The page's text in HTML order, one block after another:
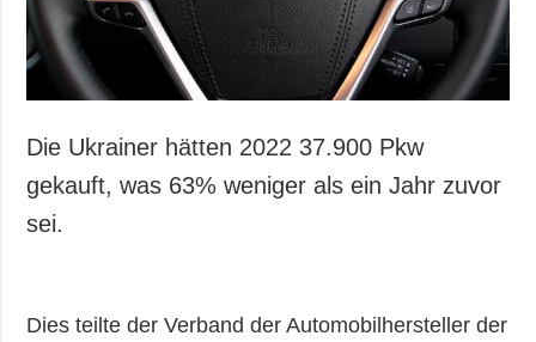
Sport
Kriminalität
Notstand und
ZUSÄTZLICH
Video
LEISTUNGEN
Die Ukrainer hätten 2022 37.900 Pkw
gekauft, was 63% weniger als ein Jahr zuvor
sei.
Dies teilte der Verband der Automobilhersteller der